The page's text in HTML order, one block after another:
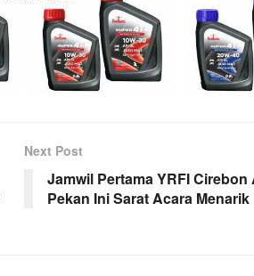
Next Post
Jamwil Pertama YRFI
Pekan Ini Sarat Acara Menarik